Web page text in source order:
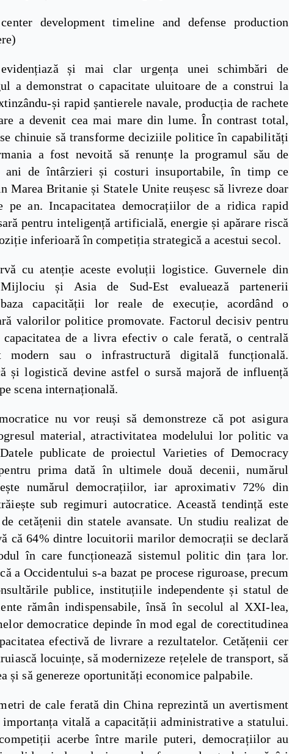
development timeline and defense production
și mai clar urgența unei schimbări de
a demonstrat o capacitate uluitoare de a construi la
și rapid șantierele navale, producția de rachete
a devenit cea mai mare din lume. În contrast total,
chinuie să transforme deciziile politice în capabilități
a fost nevoită să renunțe la programul său de
ani de întârzieri și costuri insuportabile, în timp ce
Marea Britanie și Statele Unite reușesc să livreze doar
pe an. Incapacitatea democrațiilor de a ridica rapid
pentru inteligență artificială, energie și apărare riscă
inferioară în competiția strategică a acestui secol.
cu atenție aceste evoluții logistice. Guvernele din
și Asia de Sud-Est evaluează partenerii
capacității lor reale de execuție, acordând o
valorilor politice promovate. Factorul decisiv pentru
capacitatea de a livra efectiv o cale ferată, o centrală
modern sau o infrastructură digitală funcțională.
și logistică devine astfel o sursă majoră de influență
scena internațională.
nu vor reuși să demonstreze că pot asigura
material, atractivitatea modelului lor politic va
publicate de proiectul Varieties of Democracy
prima dată în ultimele două decenii, numărul
numărul democrațiilor, iar aproximativ 72% din
sub regimuri autocratice. Această tendință este
cetățenii din statele avansate. Un studiu realizat de
că 64% dintre locuitorii marilor democrații se declară
în care funcționează sistemul politic din țara lor.
a Occidentului s-a bazat pe procese riguroase, precum
publice, instituțiile independente și statul de
rămân indispensabile, însă în secolul al XXI-lea,
democratice depinde în mod egal de corectitudinea
efectivă de livrare a rezultatelor. Cetățenii cer
locuințe, să modernizeze rețelele de transport, să
și să genereze oportunități economice palpabile.
de cale ferată din China reprezintă un avertisment
vitală a capacității administrative a statului.
acerbe între marile puteri, democrațiilor au